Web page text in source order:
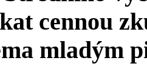
cennou
mladým